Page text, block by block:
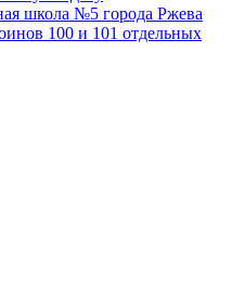
школа №5 города Ржева
100 и 101 отдельных